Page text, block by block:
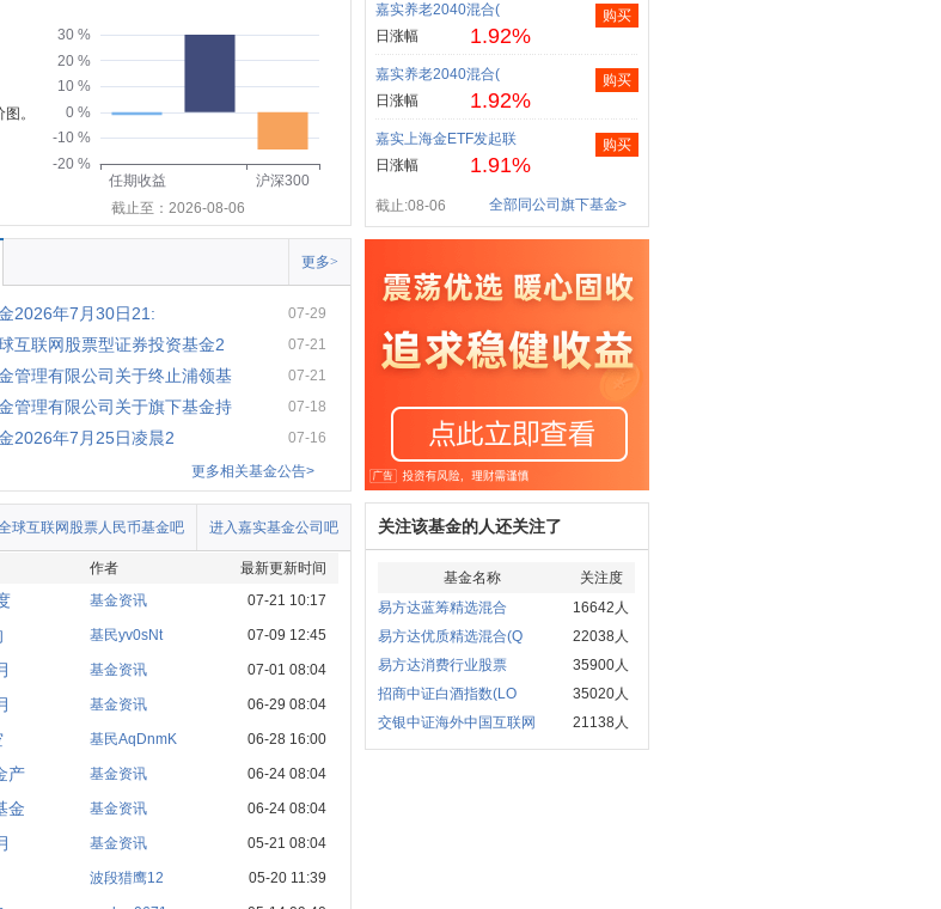
。
-20 %
-10 %
0 %
10 %
20 %
30 %
任期收益
沪深300
截止至：2026-08-06
更多>
2026年7月30日21: 07-29
互联网股票型证券投资基金2 07-21
管理有限公司关于终止浦领基 07-21
管理有限公司关于旗下基金持 07-18
2026年7月25日凌晨2
07-16
更多相关基金公告>
进入嘉实基金公司吧
球互联网股票人民币基金吧
作者
最新更新时间
基金资讯 07-21 10:17
基民yv0sNt 07-09 12:45
基金资讯 07-01 08:04
基金资讯 06-29 08:04
基民AqDnmK 06-28 16:00
产 基金资讯 06-24 08:04
金 基金资讯 06-24 08:04
基金资讯 05-21 08:04
波段猎鹰12 05-20 11:39
嘉实养老2040混合(
日涨幅
1.92%
购买
嘉实养老2040混合(
日涨幅
1.92%
购买
嘉实上海金ETF发起联
日涨幅
1.91%
购买
截止:08-06 全部同公司旗下基金>
关注该基金的人还关注了
基金名称
关注度
易方达蓝筹精选混合
16642人
易方达优质精选混合(Q
22038人
易方达消费行业股票
35900人
招商中证白酒指数(LO
35020人
交银中证海外中国互联网
21138人